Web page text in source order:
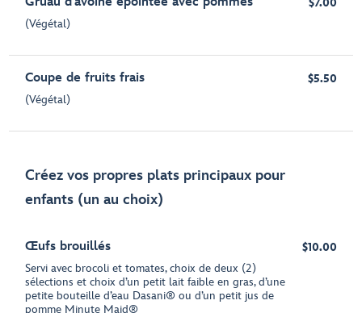
(Végétal)
$7.00
Coupe de fruits frais
(Végétal)
$5.50
Créez vos propres plats principaux pour
enfants (un au choix)
Œufs brouillés
Servi avec brocoli et tomates, choix de deux (2)
sélections et choix d’un petit lait faible en gras, d’une
petite bouteille d’eau Dasani® ou d’un petit jus de
pomme Minute Maid®
$10.00